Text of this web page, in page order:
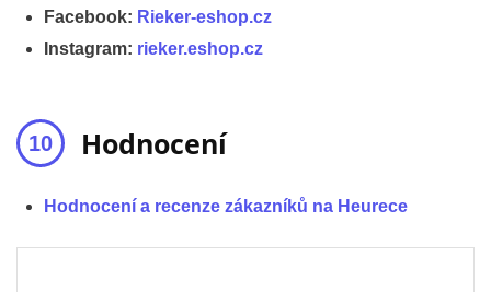
Facebook: Rieker-eshop.cz
Instagram: rieker.eshop.cz
Hodnocení
Hodnocení a recenze zákazníků na Heurece